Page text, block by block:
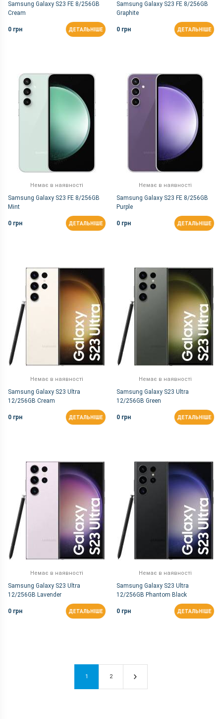
Samsung Galaxy S23 FE 8/256GB
Cream
0 грн ДЕТАЛЬНІШЕ
Samsung Galaxy S23 FE 8/256GB
Graphite
0 грн ДЕТАЛЬНІШЕ
Немає в наявності
Samsung Galaxy S23 FE 8/256GB
Mint
0 грн ДЕТАЛЬНІШЕ
Немає в наявності
Samsung Galaxy S23 FE 8/256GB
Purple
0 грн ДЕТАЛЬНІШЕ
Немає в наявності
Samsung Galaxy S23 Ultra
12/256GB Cream
0 грн ДЕТАЛЬНІШЕ
Немає в наявності
Samsung Galaxy S23 Ultra
12/256GB Green
0 грн ДЕТАЛЬНІШЕ
Немає в наявності
Samsung Galaxy S23 Ultra
12/256GB Lavender
0 грн ДЕТАЛЬНІШЕ
Немає в наявності
Samsung Galaxy S23 Ultra
12/256GB Phantom Black
0 грн ДЕТАЛЬНІШЕ
1 2